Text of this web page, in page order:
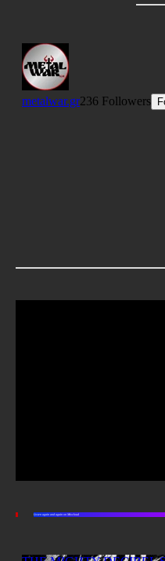
Listen again and again on Mixcloud